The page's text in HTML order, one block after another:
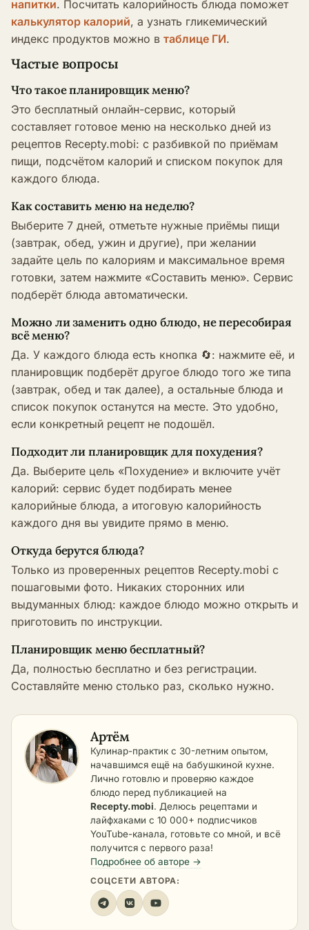
напитки. Посчитать калорийность блюда поможет
калькулятор калорий, а узнать гликемический
индекс продуктов можно в таблице ГИ.
Частые вопросы
Что такое планировщик меню?
Это бесплатный онлайн-сервис, который
составляет готовое меню на несколько дней из
рецептов Recepty.mobi: с разбивкой по приёмам
пищи, подсчётом калорий и списком покупок для
каждого блюда.
Как составить меню на неделю?
Выберите 7 дней, отметьте нужные приёмы пищи
(завтрак, обед, ужин и другие), при желании
задайте цель по калориям и максимальное время
готовки, затем нажмите «Составить меню». Сервис
подберёт блюда автоматически.
Можно ли заменить одно блюдо, не пересобирая
всё меню?
Да. У каждого блюда есть кнопка 🔄: нажмите её, и
планировщик подберёт другое блюдо того же типа
(завтрак, обед и так далее), а остальные блюда и
список покупок останутся на месте. Это удобно,
если конкретный рецепт не подошёл.
Подходит ли планировщик для похудения?
Да. Выберите цель «Похудение» и включите учёт
калорий: сервис будет подбирать менее
калорийные блюда, а итоговую калорийность
каждого дня вы увидите прямо в меню.
Откуда берутся блюда?
Только из проверенных рецептов Recepty.mobi с
пошаговыми фото. Никаких сторонних или
выдуманных блюд: каждое блюдо можно открыть и
приготовить по инструкции.
Планировщик меню бесплатный?
Да, полностью бесплатно и без регистрации.
Составляйте меню столько раз, сколько нужно.
Артём
Кулинар-практик с 30-летним опытом,
начавшимся ещё на бабушкиной кухне.
Лично готовлю и проверяю каждое
блюдо перед публикацией на
Recepty.mobi. Делюсь рецептами и
лайфхаками с 10 000+ подписчиков
YouTube-канала, готовьте со мной, и всё
получится с первого раза!
Подробнее об авторе →
СОЦСЕТИ АВТОРА: